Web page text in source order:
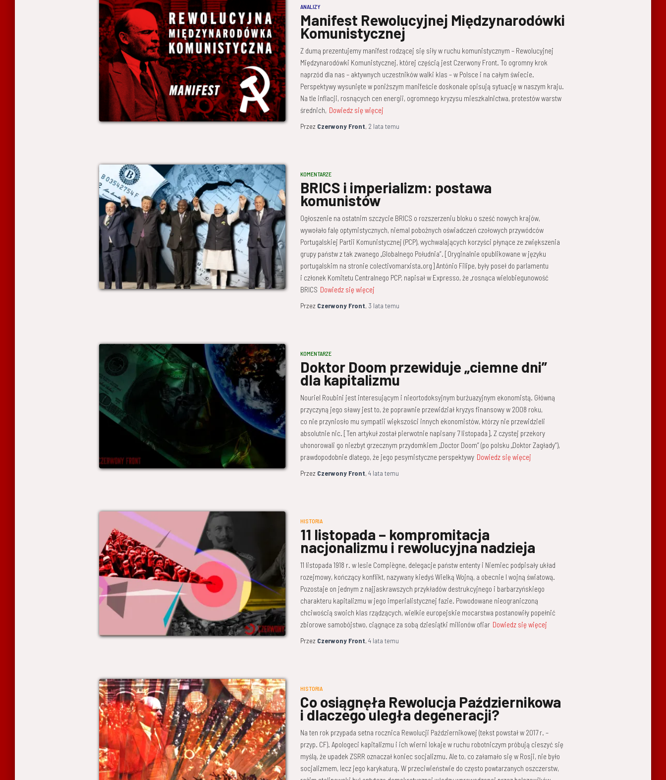
ANALIZY
Manifest Rewolucyjnej Międzynarodówki
Komunistycznej
Z dumą prezentujemy manifest rodzącej się siły w ruchu komunistycznym – Rewolucyjnej
Międzynarodówki Komunistycznej, której częścią jest Czerwony Front. To ogromny krok
naprzód dla nas – aktywnych uczestników walki klas – w Polsce i na całym świecie.
Perspektywy wysunięte w poniższym manifeście doskonale opisują sytuację w naszym kraju.
Na tle inflacji, rosnących cen energii, ogromnego kryzysu mieszkalnictwa, protestów warstw
średnich, Dowiedz się więcej
Przez Czerwony Front, 2 lata temu
KOMENTARZE
BRICS i imperializm: postawa
komunistów
Ogłoszenie na ostatnim szczycie BRICS o rozszerzeniu bloku o sześć nowych krajów,
wywołało falę optymistycznych, niemal pobożnych oświadczeń czołowych przywódców
Portugalskiej Partii Komunistycznej (PCP), wychwalających korzyści płynące ze zwiększenia
grupy państw z tak zwanego „Globalnego Południa”. [Oryginalnie opublikowane w języku
portugalskim na stronie colectivomarxista.org] António Filipe, były poseł do parlamentu
i członek Komitetu Centralnego PCP, napisał w Expresso, że „rosnąca wielobiegunowość
BRICS Dowiedz się więcej
Przez Czerwony Front, 3 lata temu
KOMENTARZE
Doktor Doom przewiduje „ciemne dni”
dla kapitalizmu
Nouriel Roubini jest interesującym i nieortodoksyjnym burżuazyjnym ekonomistą. Główną
przyczyną jego sławy jest to, że poprawnie przewidział kryzys finansowy w 2008 roku,
co nie przyniosło mu sympatii większości innych ekonomistów, którzy nie przewidzieli
absolutnie nic. [Ten artykuł został pierwotnie napisany 7 listopada]. Z czystej przekory
uhonorowali go niezbyt grzecznym przydomkiem „Doctor Doom” (po polsku „Doktor Zagłady”),
prawdopodobnie dlatego, że jego pesymistyczne perspektywy Dowiedz się więcej
Przez Czerwony Front, 4 lata temu
HISTORIA
11 listopada – kompromitacja
nacjonalizmu i rewolucyjna nadzieja
11 listopada 1918 r. w lesie Compiègne, delegacje państw ententy i Niemiec podpisały układ
rozejmowy, kończący konflikt, nazywany kiedyś Wielką Wojną, a obecnie I wojną światową.
Pozostaje on jednym z najjaskrawszych przykładów destrukcyjnego i barbarzyńskiego
charakteru kapitalizmu w jego imperialistycznej fazie. Powodowane nieograniczoną
chciwością swoich klas rządzących, wielkie europejskie mocarstwa postanowiły popełnić
zbiorowe samobójstwo, ciągnące za sobą dziesiątki milionów ofiar Dowiedz się więcej
Przez Czerwony Front, 4 lata temu
HISTORIA
Co osiągnęła Rewolucja Październikowa
i dlaczego uległa degeneracji?
Na ten rok przypada setna rocznica Rewolucji Październikowej (tekst powstał w 2017 r. –
przyp. CF). Apologeci kapitalizmu i ich wierni lokaje w ruchu robotniczym próbują cieszyć się
myślą, że upadek ZSRR oznaczał koniec socjalizmu. Ale to, co załamało się w Rosji, nie było
socjalizmem, lecz jego karykaturą. W przeciwieństwie do często powtarzanych oszczerstw,